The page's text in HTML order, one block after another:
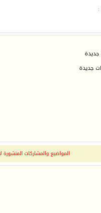
:
جديدة
المواضيع والمشاركات